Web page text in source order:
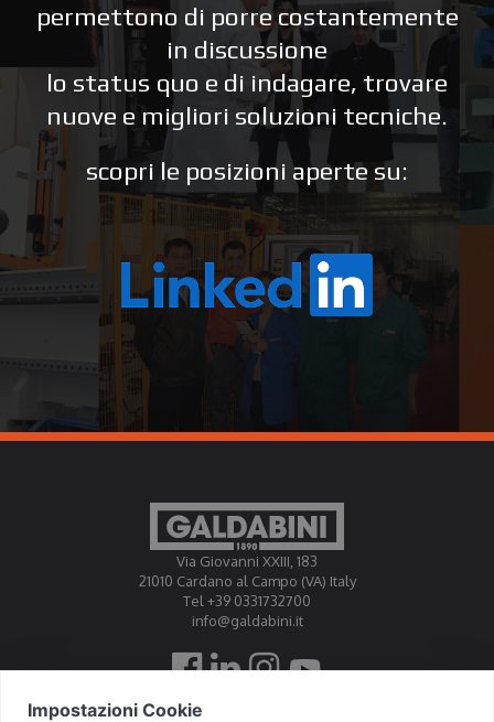
permettono di porre costantemente
in discussione
lo status quo e di indagare, trovare
nuove e migliori soluzioni tecniche.
scopri le posizioni aperte su:
Via Giovanni XXIII, 183
21010 Cardano al Campo (VA) Italy
Tel +39 0331732700
info@galdabini.it